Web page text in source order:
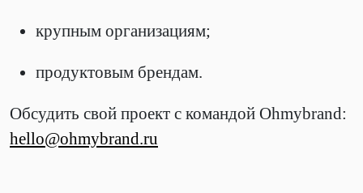
крупным организациям;
продуктовым брендам.
Обсудить свой проект с командой Ohmybrand:
hello@ohmybrand.ru